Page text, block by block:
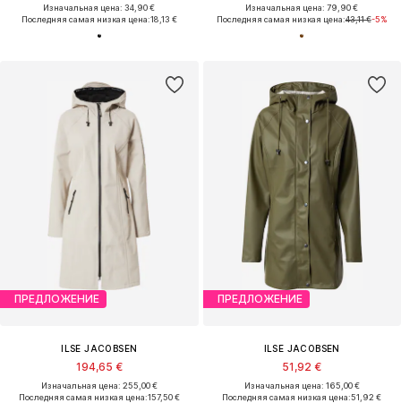
Изначальная цена: 34,90 €
Последняя самая низкая цена:18,13 €
Изначальная цена: 79,90 €
Последняя самая низкая цена:43,11 €-5%
ПРЕДЛОЖЕНИЕ
ILSE JACOBSEN
194,65 €
Изначальная цена: 255,00 €
Последняя самая низкая цена:157,50 €
ПРЕДЛОЖЕНИЕ
ILSE JACOBSEN
51,92 €
Изначальная цена: 165,00 €
Последняя самая низкая цена:51,92 €